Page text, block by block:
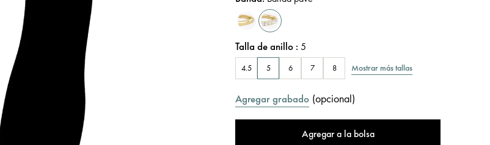
Talla de anillo :5
4.5 5 6 7 8 Mostrar más tallas
Agregar grabado (opcional)
Agregar a la bolsa